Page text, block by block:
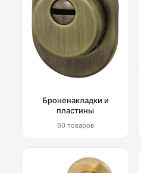
Броненакладки и
пластины
60 товаров